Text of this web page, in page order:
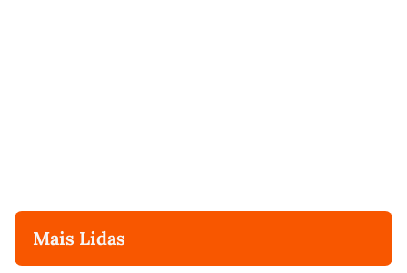
Mais Lidas